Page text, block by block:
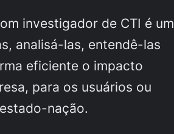
investigador de CTI é um
analisá-las, entendê-las
eficiente o impacto
para os usuários ou
nação.